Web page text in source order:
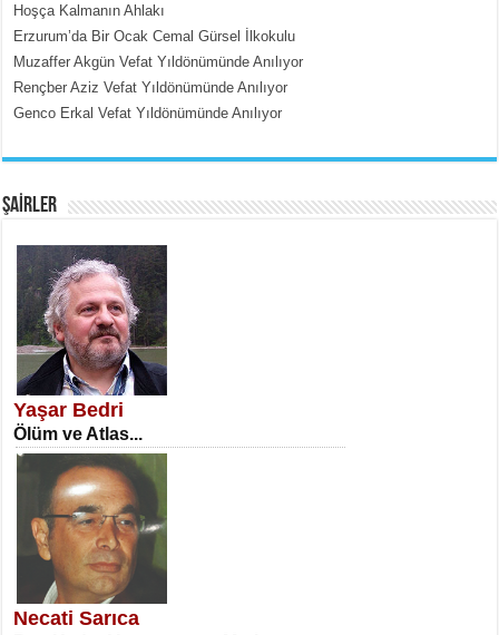
SATILMIŞ ÜMİT ÇETİNKAYA
Erkenlik...
NECLA DİLEK ARSLAN
Öğretmenler Günü Mahkemesi...
Hoşça Kalmanın Ahlakı
Erzurum’da Bir Ocak Cemal Gürsel İlkokulu
Muzaffer Akgün Vefat Yıldönümünde Anılıyor
Rençber Aziz Vefat Yıldönümünde Anılıyor
Genco Erkal Vefat Yıldönümünde Anılıyor
ŞAİRLER
Yaşar Bedri
Ölüm ve Atlas...
Necati Sarıca